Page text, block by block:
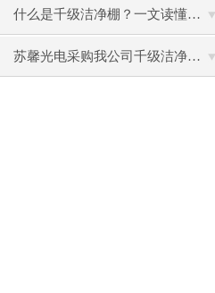
什么是千级洁净棚？一文读懂其结构特点与局部净化优势
苏馨光电采购我公司千级洁净棚普通工作台一批（7月07日）已顺利交货